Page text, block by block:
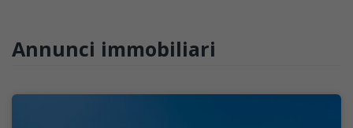
Annunci immobiliari